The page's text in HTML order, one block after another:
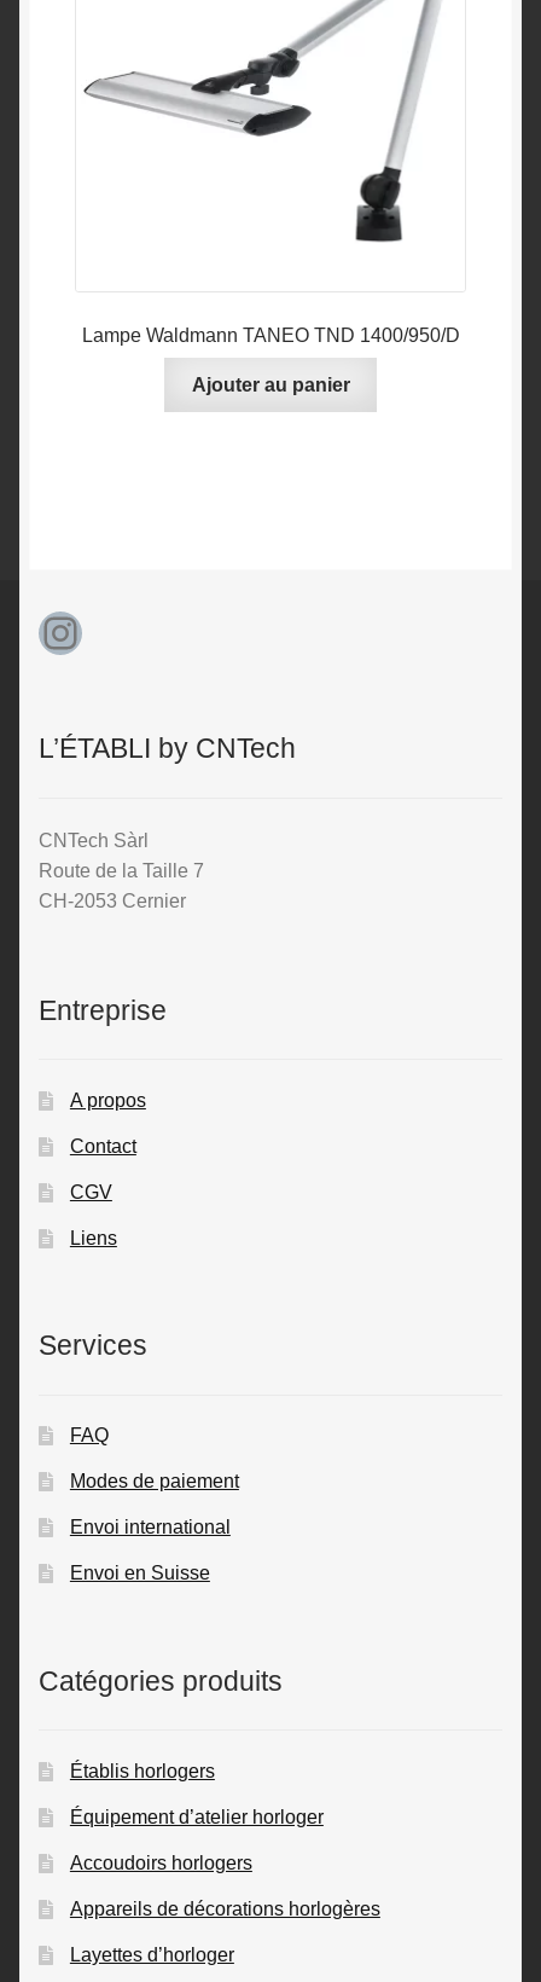
Lampe Waldmann TANEO TND 1400/950/D
Ajouter au panier
Instagram
L’ÉTABLI by CNTech
CNTech Sàrl
Route de la Taille 7
CH-2053 Cernier
Entreprise
A propos
Contact
CGV
Liens
Services
FAQ
Modes de paiement
Envoi international
Envoi en Suisse
Catégories produits
Établis horlogers
Équipement d’atelier horloger
Accoudoirs horlogers
Appareils de décorations horlogères
Layettes d’horloger